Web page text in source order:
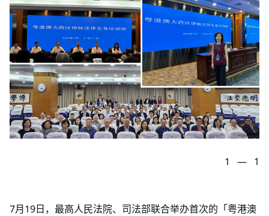
1 — 1
7月19日，最高人民法院、司法部联合举办首次的「粤港澳